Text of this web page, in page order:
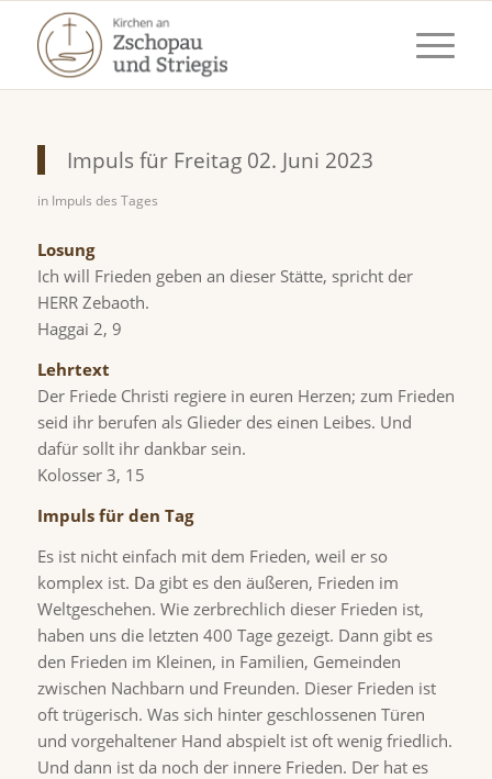
Impuls für Freitag 02. Juni 2023
in Impuls des Tages
Losung
Ich will Frieden geben an dieser Stätte, spricht der
HERR Zebaoth.
Haggai 2, 9
Lehrtext
Der Friede Christi regiere in euren Herzen; zum Frieden
seid ihr berufen als Glieder des einen Leibes. Und
dafür sollt ihr dankbar sein.
Kolosser 3, 15
Impuls für den Tag
Es ist nicht einfach mit dem Frieden, weil er so
komplex ist. Da gibt es den äußeren, Frieden im
Weltgeschehen. Wie zerbrechlich dieser Frieden ist,
haben uns die letzten 400 Tage gezeigt. Dann gibt es
den Frieden im Kleinen, in Familien, Gemeinden
zwischen Nachbarn und Freunden. Dieser Frieden ist
oft trügerisch. Was sich hinter geschlossenen Türen
und vorgehaltener Hand abspielt ist oft wenig friedlich.
Und dann ist da noch der innere Frieden. Der hat es